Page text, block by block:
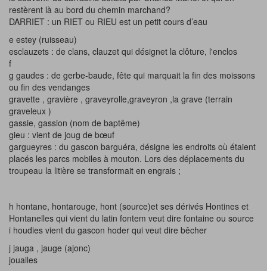
restèrent là au bord du chemin marchand?
DARRIET : un RIET ou RIEU est un petit cours d’eau
e estey (ruisseau)
esclauzets : de clans, clauzet qui désignet la clôture, l'enclos
f
g gaudes : de gerbe-baude, fête qui marquait la fin des moissons
ou fin des vendanges
gravette , gravière , graveyrolle,graveyron ,la grave (terrain
graveleux )
gassie, gassion (nom de baptême)
gieu : vient de joug de bœuf
gargueyres : du gascon barguéra, désigne les endroits où étaient
placés les parcs mobiles à mouton. Lors des déplacements du
troupeau la litière se transformait en engrais ;
h hontane, hontarouge, hont (source)et ses dérivés Hontines et
Hontanelles qui vient du latin fontem veut dire fontaine ou source
i houdies vient du gascon hoder qui veut dire bêcher
j jauga , jauge (ajonc)
joualles